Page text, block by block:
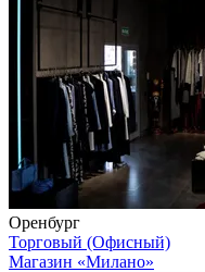
Оренбург
Торговый (Офисный)
Магазин «Милано»